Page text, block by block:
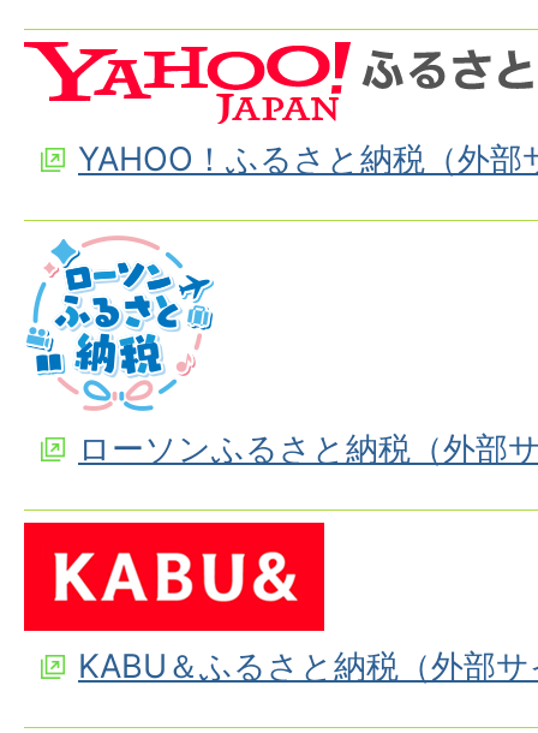
YAHOO！ふるさと納税（外部
ローソンふるさと納税（外部
KABU＆ふるさと納税（外部